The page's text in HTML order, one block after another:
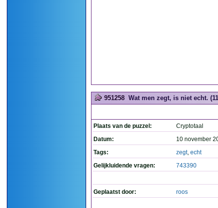
951258 Wat men zegt, is niet echt.
Plaats van de puzzel:
Cryptotaal
Datum:
10 november
Tags:
zegt, echt
Gelijkluidende vragen:
743390
Geplaatst door: roos